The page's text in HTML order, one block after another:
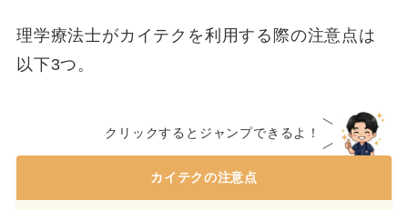
理学療法士がカイテクを利用する際の注意点は
以下3つ。
クリックするとジャンプできるよ！
カイテクの注意点